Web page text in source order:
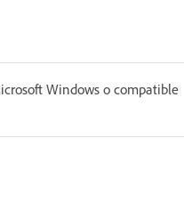
Windows o compatible